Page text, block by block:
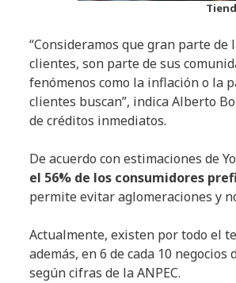
“Consideramos que gran parte
clientes, son parte de sus
fenómenos como la inflación o la
clientes buscan”, indica Alberto
de créditos inmediatos.
De acuerdo con estimaciones de
el 56% de los consumidores
permite evitar aglomeraciones y
Actualmente, existen por todo el
además, en 6 de cada 10
según cifras de la ANPEC.